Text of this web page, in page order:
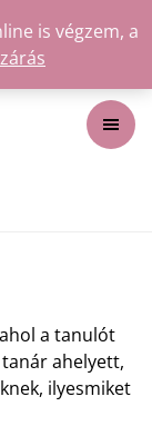
is végzem, a
a tanulót
ahelyett,
ilyesmiket